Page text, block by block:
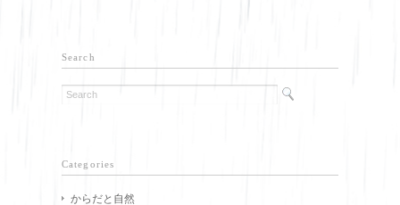
Search
Categories
からだと自然